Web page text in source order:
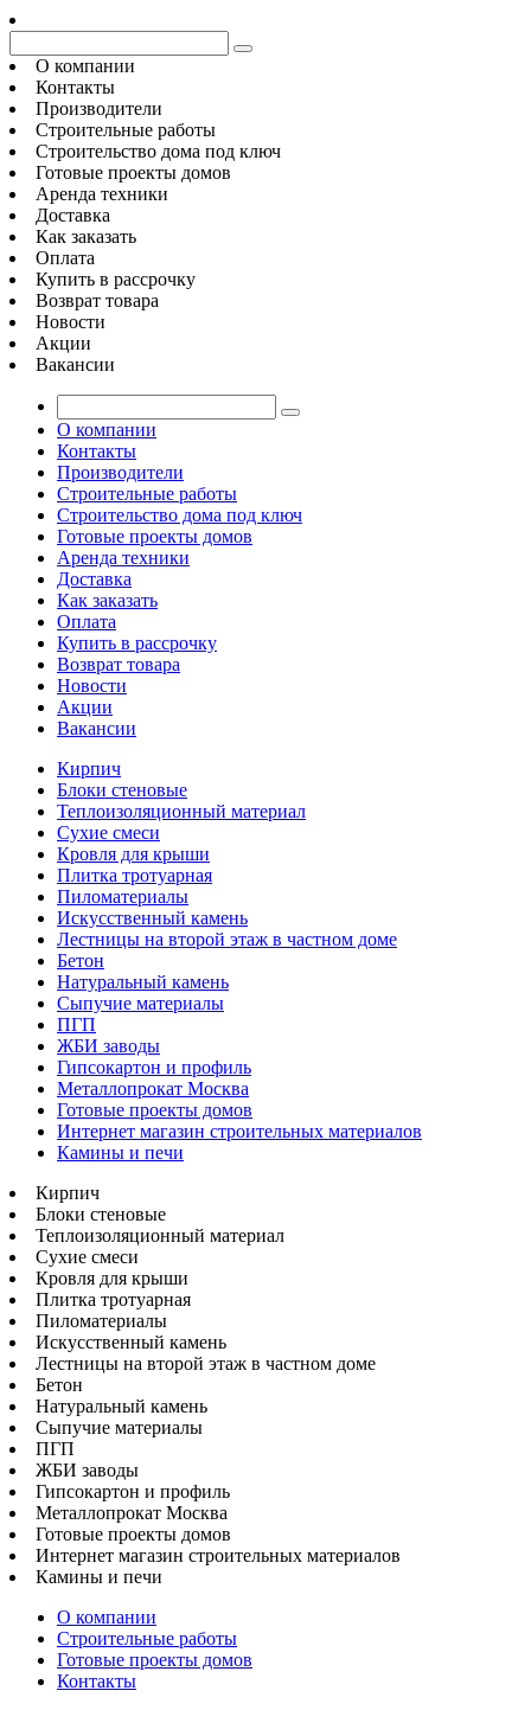
О компании
Контакты
Производители
Строительные работы
Строительство дома под ключ
Готовые проекты домов
Аренда техники
Доставка
Как заказать
Оплата
Купить в рассрочку
Возврат товара
Новости
Акции
Вакансии
О компании
Контакты
Производители
Строительные работы
Строительство дома под ключ
Готовые проекты домов
Аренда техники
Доставка
Как заказать
Оплата
Купить в рассрочку
Возврат товара
Новости
Акции
Вакансии
Кирпич
Блоки стеновые
Теплоизоляционный материал
Сухие смеси
Кровля для крыши
Плитка тротуарная
Пиломатериалы
Искусственный камень
Лестницы на второй этаж в частном доме
Бетон
Натуральный камень
Сыпучие материалы
ПГП
ЖБИ заводы
Гипсокартон и профиль
Металлопрокат Москва
Готовые проекты домов
Интернет магазин строительных материалов
Камины и печи
Кирпич
Блоки стеновые
Теплоизоляционный материал
Сухие смеси
Кровля для крыши
Плитка тротуарная
Пиломатериалы
Искусственный камень
Лестницы на второй этаж в частном доме
Бетон
Натуральный камень
Сыпучие материалы
ПГП
ЖБИ заводы
Гипсокартон и профиль
Металлопрокат Москва
Готовые проекты домов
Интернет магазин строительных материалов
Камины и печи
О компании
Строительные работы
Готовые проекты домов
Контакты